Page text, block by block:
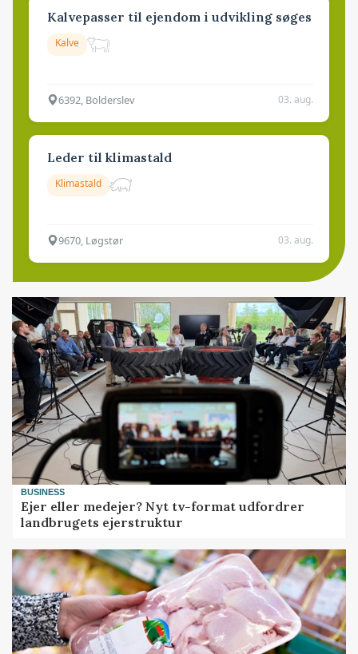
Kalvepasser til ejendom i udvikling søges
Kalve
6392, Bolderslev 03. aug.
Leder til klimastald
Klimastald
9670, Løgstør 03. aug.
BUSINESS
Ejer eller medejer? Nyt tv-format udfordrer
landbrugets ejerstruktur